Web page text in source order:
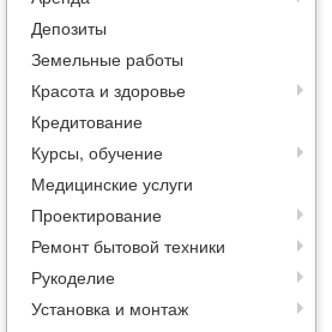
Депозиты
Земельные работы
Красота и здоровье
Кредитование
Курсы, обучение
Медицинские услуги
Проектирование
Ремонт бытовой техники
Рукоделие
Установка и монтаж